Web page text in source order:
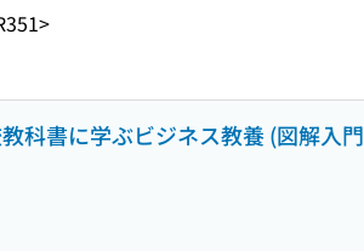
科書に学ぶビジネス教養 (図解入門